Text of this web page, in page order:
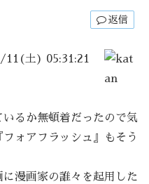
返信
11(土) 05:31:21
るか無頓着だったので気
ォアフラッシュ』もそう
漫画家の誰々を起用した